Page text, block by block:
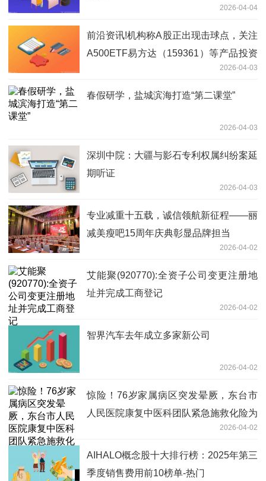
2026-04-04
前沿资讯!机构称A股正出现击球点，关注
A500ETF易方达（159361）等产品投资
2026-04-03
春假研学，盐城滨海打造“第二课堂”
2026-04-03
深圳中院：大疆与影石专利权属纠纷案延
期听证
2026-04-03
专业减重十五载，诚信领航新征程——丽
减美瘦吧15周年庆典彰显品牌担当
2026-04-02
艾能聚(920770):全资子公司变更注册地
址并完成工商登记
2026-04-02
智界汽车去年成立多家新公司
2026-04-02
惊险！76岁家属病区突发晕厥，东台市
人民医院康复中医科团队紧急施救化险为
2026-04-02
AIHALO概念股十大排行榜：2025年第三
季度销售费用前10榜单-热门